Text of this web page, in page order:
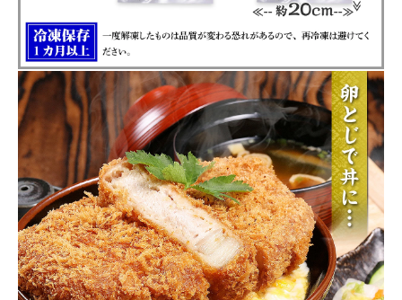
close
注文終了後の変更・キャンセルはお受けできません。
須)
領収書・納品書等は一切同封しておりません。領収書は購入履歴
から印刷してご利用ください。